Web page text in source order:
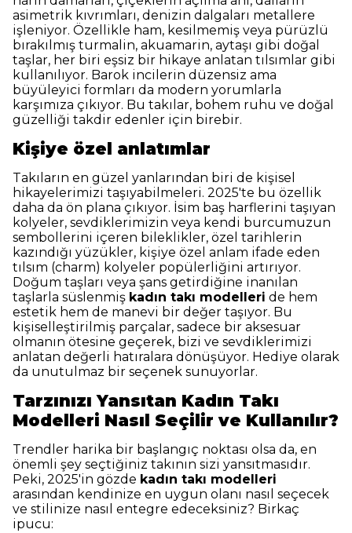
asimetrik kıvrımları, denizin dalgaları metallere
işleniyor. Özellikle ham, kesilmemiş veya pürüzlü
bırakılmış turmalin, akuamarin, aytaşı gibi doğal
taşlar, her biri eşsiz bir hikaye anlatan tılsımlar gibi
kullanılıyor. Barok incilerin düzensiz ama
büyüleyici formları da modern yorumlarla
karşımıza çıkıyor. Bu takılar, bohem ruhu ve doğal
güzelliği takdir edenler için birebir.
Kişiye özel anlatımlar
Takıların en güzel yanlarından biri de kişisel
hikayelerimizi taşıyabilmeleri. 2025'te bu özellik
daha da ön plana çıkıyor. İsim baş harflerini taşıyan
kolyeler, sevdiklerimizin veya kendi burcumuzun
sembollerini içeren bileklikler, özel tarihlerin
kazındığı yüzükler, kişiye özel anlam ifade eden
tılsım (charm) kolyeler popülerliğini artırıyor.
Doğum taşları veya şans getirdiğine inanılan
taşlarla süslenmiş kadın takı modelleri de hem
estetik hem de manevi bir değer taşıyor. Bu
kişiselleştirilmiş parçalar, sadece bir aksesuar
olmanın ötesine geçerek, bizi ve sevdiklerimizi
anlatan değerli hatıralara dönüşüyor. Hediye olarak
da unutulmaz bir seçenek sunuyorlar.
Tarzınızı Yansıtan Kadın Takı
Modelleri Nasıl Seçilir ve Kullanılır?
Trendler harika bir başlangıç noktası olsa da, en
önemli şey seçtiğiniz takının sizi yansıtmasıdır.
Peki, 2025'in gözde kadın takı modelleri
arasından kendinize en uygun olanı nasıl seçecek
ve stilinize nasıl entegre edeceksiniz? Birkaç
ipucu: